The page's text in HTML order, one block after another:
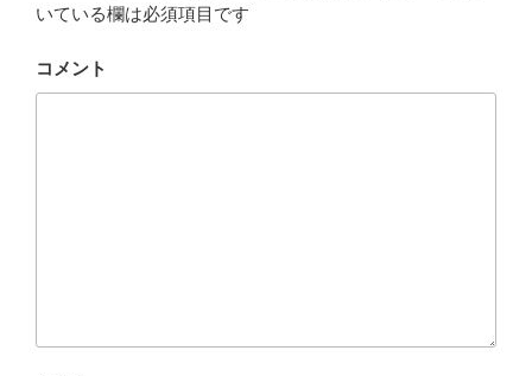
いている欄は必須項目です
コメント